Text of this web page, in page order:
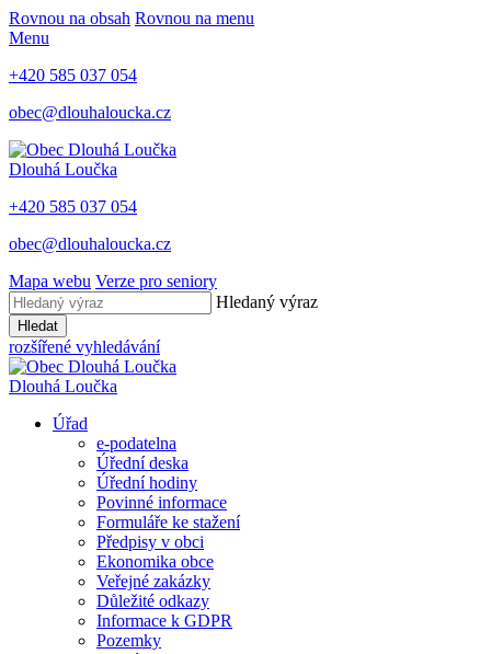
Rovnou na obsah Rovnou na menu
Menu
+420 585 037 054
obec@dlouhaloucka.cz
Dlouhá Loučka
+420 585 037 054
obec@dlouhaloucka.cz
Mapa webu Verze pro seniory
Hledaný výraz
Hledat
rozšířené vyhledávání
Dlouhá Loučka
Úřad
e-podatelna
Úřední deska
Úřední hodiny
Povinné informace
Formuláře ke stažení
Předpisy v obci
Ekonomika obce
Veřejné zakázky
Důležité odkazy
Informace k GDPR
Pozemky